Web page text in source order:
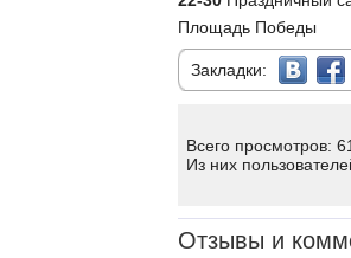
Площадь Победы
Закладки:
Всего просмотров:
Из них
Отзывы и